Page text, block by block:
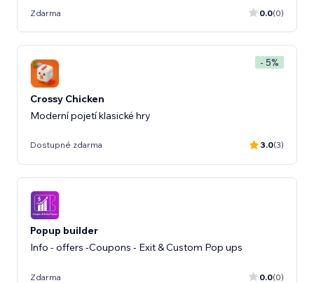
Zdarma 0.0(0)
- 5%
Crossy Chicken
Moderní pojetí klasické hry
Dostupné zdarma 3.0(3)
Popup builder
Info - offers -Coupons - Exit & Custom Pop ups
Zdarma 0.0(0)